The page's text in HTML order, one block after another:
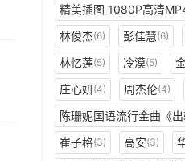
精美插图_1080P高清
林俊杰(6) 彭佳慧(6)
林忆莲(5) 冷漠(5)
庄心妍(4) 周杰伦(4)
陈珊妮国语流行金曲《
崔子格(3) 高安(3)